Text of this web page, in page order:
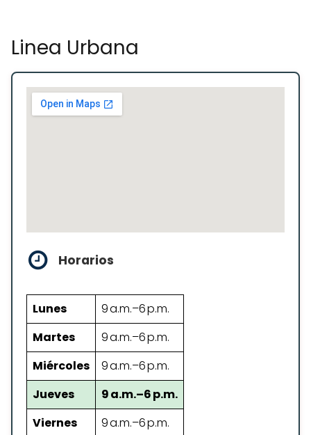
Linea Urbana
Horarios
Lunes
9 a.m.–6 p.m.
Martes
9 a.m.–6 p.m.
Miércoles
9 a.m.–6 p.m.
Jueves
9 a.m.–6 p.m.
Viernes
9 a.m.–6 p.m.